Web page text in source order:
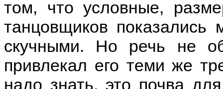
том, что условные,
танцовщиков
скучными. Но речь не
привлекал его теми же
надо знать, это почва